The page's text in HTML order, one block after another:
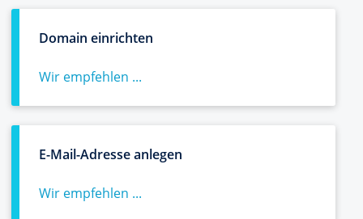
Domain einrichten
Wir empfehlen ...
E-Mail-Adresse anlegen
Wir empfehlen ...